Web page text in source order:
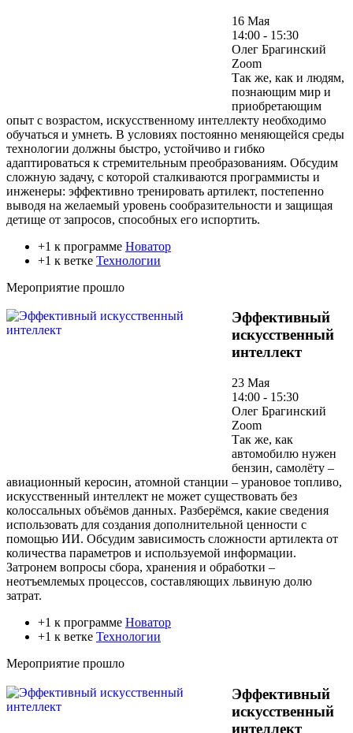
16 Мая
14:00 - 15:30
Олег Брагинский
Zoom
Так же, как и людям,
познающим мир и
приобретающим
опыт с возрастом, искусственному интеллекту необходимо
обучаться и умнеть. В условиях постоянно меняющейся среды
технологии должны быстро, устойчиво и гибко
адаптироваться к стремительным преобразованиям. Обсудим
сложную задачу, с которой сталкиваются программисты и
инженеры: эффективно тренировать артилект, постепенно
выводя на желаемый уровень сообразительности и защищая
детище от запросов, способных его испортить.
+1 к программе Новатор
+1 к ветке Технологии
Мероприятие прошло
Эффективный
искусственный
интеллект
23 Мая
14:00 - 15:30
Олег Брагинский
Zoom
Так же, как
автомобилю нужен
бензин, самолёту –
авиационный керосин, атомной станции – урановое топливо,
искусственный интеллект не может существовать без
колоссальных объёмов данных. Разберёмся, какие сведения
использовать для создания дополнительной ценности с
помощью ИИ. Обсудим зависимость сложности артилекта от
количества параметров и используемой информации.
Затронем вопросы сбора, хранения и обработки –
неотъемлемых процессов, составляющих львиную долю
затрат.
+1 к программе Новатор
+1 к ветке Технологии
Мероприятие прошло
Эффективный
искусственный
интеллект